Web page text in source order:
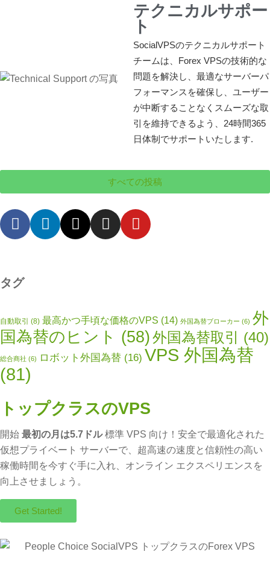
テクニカルサポー
ト
SocialVPSのテクニカルサポート
チームは、Forex VPSの技術的な
問題を解決し、最適なサーバーパ
フォーマンスを確保し、ユーザー
が中断することなくスムーズな取
引を維持できるよう、24時間365
日体制でサポートいたします.
すべての投稿
タグ
自動取引 (8) 最高かつ手頃な価格のVPS (14) 外国為替ブローカー (6) 外
国為替のヒント (58)外国為替取引 (40)
総合商社 (6) ロボット外国為替 (16) VPS 外国為替
(81)
トップクラスのVPS
開始 最初の月は5.7ドル標準 VPS 向け！安全で最適化された
仮想プライベート サーバーで、超高速の速度と信頼性の高い
稼働時間を今すぐ手に入れ、オンライン エクスペリエンスを
向上させましょう。
Get Started!